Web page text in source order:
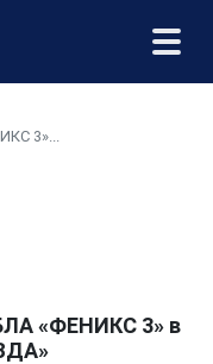
3»...
«ФЕНИКС 3» в